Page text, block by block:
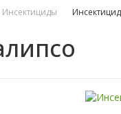
Инсектициды